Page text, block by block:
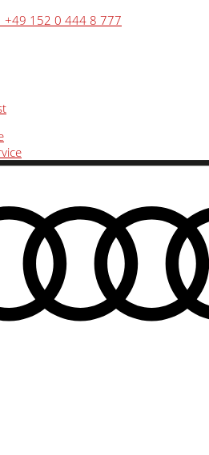
+49 152 0 444 8 777